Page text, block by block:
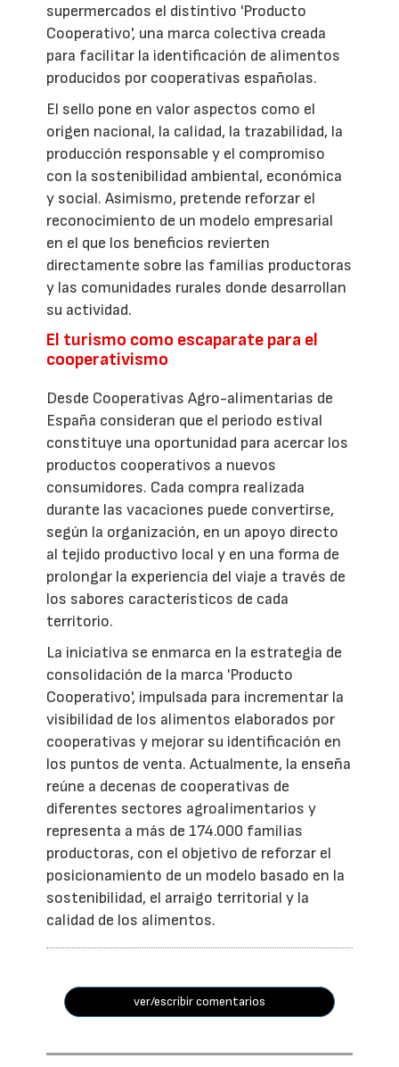
supermercados el distintivo 'Producto
Cooperativo', una marca colectiva creada
para facilitar la identificación de alimentos
producidos por cooperativas españolas.
El sello pone en valor aspectos como el
origen nacional, la calidad, la trazabilidad, la
producción responsable y el compromiso
con la sostenibilidad ambiental, económica
y social. Asimismo, pretende reforzar el
reconocimiento de un modelo empresarial
en el que los beneficios revierten
directamente sobre las familias productoras
y las comunidades rurales donde desarrollan
su actividad.
El turismo como escaparate para el
cooperativismo
Desde Cooperativas Agro-alimentarias de
España consideran que el periodo estival
constituye una oportunidad para acercar los
productos cooperativos a nuevos
consumidores. Cada compra realizada
durante las vacaciones puede convertirse,
según la organización, en un apoyo directo
al tejido productivo local y en una forma de
prolongar la experiencia del viaje a través de
los sabores característicos de cada
territorio.
La iniciativa se enmarca en la estrategia de
consolidación de la marca 'Producto
Cooperativo', impulsada para incrementar la
visibilidad de los alimentos elaborados por
cooperativas y mejorar su identificación en
los puntos de venta. Actualmente, la enseña
reúne a decenas de cooperativas de
diferentes sectores agroalimentarios y
representa a más de 174.000 familias
productoras, con el objetivo de reforzar el
posicionamiento de un modelo basado en la
sostenibilidad, el arraigo territorial y la
calidad de los alimentos.
ver/escribir comentarios